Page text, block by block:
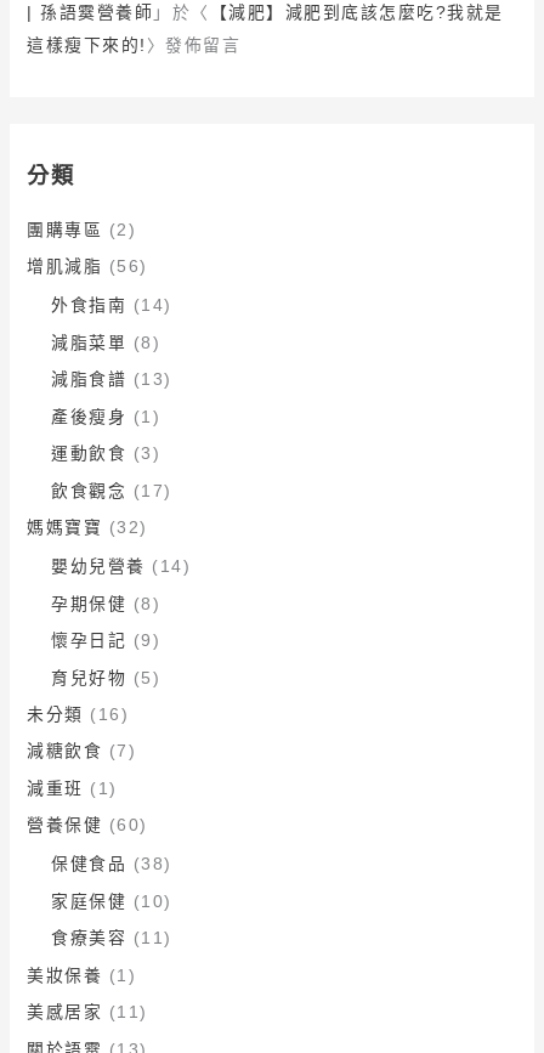
| 孫語霙營養師 」於〈
【減肥】減肥到底該怎麼吃?我就是
這樣瘦下來的! 〉發佈留言
分類
團購專區 (2)
增肌減脂 (56)
外食指南 (14)
減脂菜單 (8)
減脂食譜 (13)
產後瘦身 (1)
運動飲食 (3)
飲食觀念 (17)
媽媽寶寶 (32)
嬰幼兒營養 (14)
孕期保健 (8)
懷孕日記 (9)
育兒好物 (5)
未分類 (16)
減糖飲食 (7)
減重班 (1)
營養保健 (60)
保健食品 (38)
家庭保健 (10)
食療美容 (11)
美妝保養 (1)
美感居家 (11)
關於語霙 (13)